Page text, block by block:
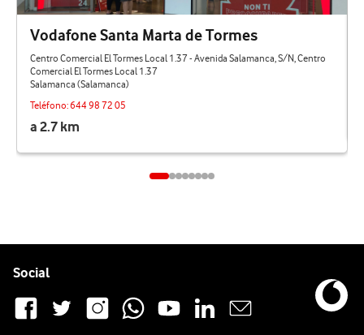
Vodafone Santa Marta de Tormes
Centro Comercial El Tormes Local 1.37 - Avenida Salamanca, S/N, Centro
Comercial El Tormes Local 1.37
Salamanca (Salamanca)
Teléfono:644 98 72 05
a 2.7 km
Social